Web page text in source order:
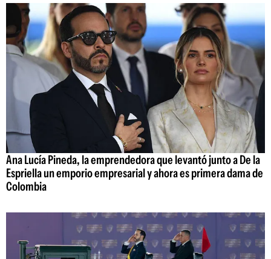
Ana Lucía Pineda, la emprendedora que levantó junto a De la
Espriella un emporio empresarial y ahora es primera dama de
Colombia